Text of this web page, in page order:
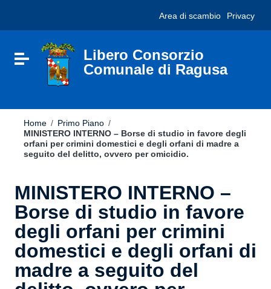
sito
include
Vai al footer
Area di scambio Privacy
Attiva / disattiva la navigazione
Libero Consorzio
Comunale di Ragusa
Home / Primo Piano /
MINISTERO INTERNO – Borse di studio in favore degli
orfani per crimini domestici e degli orfani di madre a
seguito del delitto, ovvero per omicidio.
MINISTERO INTERNO –
Borse di studio in favore
degli orfani per crimini
domestici e degli orfani di
madre a seguito del